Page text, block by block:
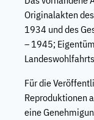
Originalakten
1934 und des
– 1945;
Für die
Reproduktionen
eine